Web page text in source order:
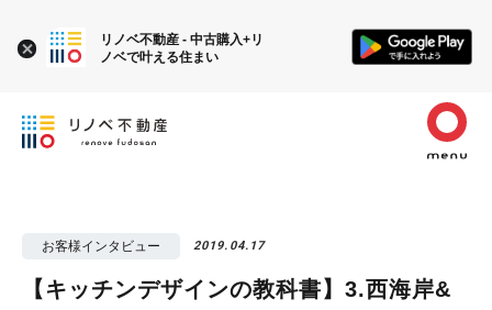
お客様インタビュー 2019.04.17
【キッチンデザインの教科書】3.西海岸&
リノベ不動産 - 中古購入+リ
ノベで叶える住まい